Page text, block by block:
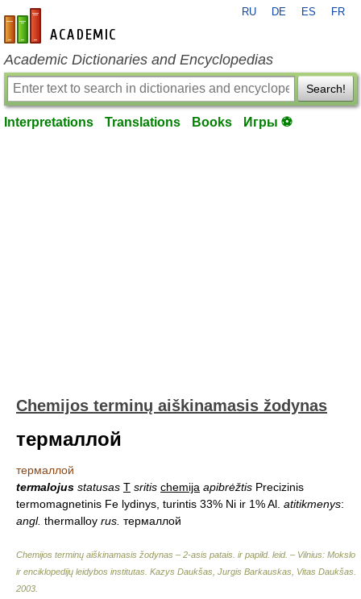
en-academic.com
RU DE ES FR
Academic Dictionaries and Encyclopedias
Search!
Interpretations Translations Books Игры ⚽
Chemijos terminų aiškinamasis žodynas
термаллой
термаллой
termalojus statusas T sritis chemija apibrėžtis Precizinis
termomagnetinis Fe lydinys, turintis 33% Ni ir 1% Al. atitikmenys:
angl. thermalloy rus. термаллой
Chemijos terminų aiškinamasis žodynas – 2-asis patais. ir papild. leid. – Vilnius: Mokslo
ir enciklopedijų leidybos institutas Kazys Daukšas, Jurgis Barkauskas, Vitas Daukšas
2003